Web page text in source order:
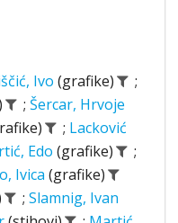
Ivo (grafike)
;
; Šercar, Hrvoje
; Lacković
Edo (grafike)
;
Ivica (grafike)
; Slamnig, Ivan